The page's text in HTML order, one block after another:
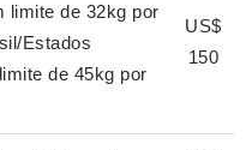
limite de 32kg por
Estados
de 45kg por
US$
150